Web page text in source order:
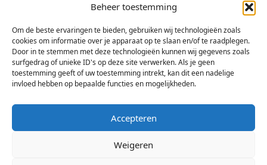
Beheer toestemming
Om de beste ervaringen te bieden, gebruiken wij technologieën zoals
cookies om informatie over je apparaat op te slaan en/of te raadplegen.
Door in te stemmen met deze technologieën kunnen wij gegevens zoals
surfgedrag of unieke ID's op deze site verwerken. Als je geen
toestemming geeft of uw toestemming intrekt, kan dit een nadelige
invloed hebben op bepaalde functies en mogelijkheden.
Accepteren
Weigeren